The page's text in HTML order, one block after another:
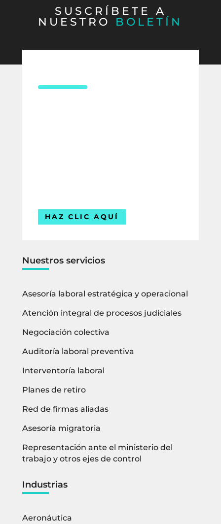
SUSCRÍBETE A
NUESTRO
BOLETÍN
HAZ CLIC AQUÍ
Nuestros servicios
Asesoría laboral estratégica y operacional
Atención integral de procesos judiciales
Negociación colectiva
Auditoría laboral preventiva
Interventoría laboral
Planes de retiro
Red de firmas aliadas
Asesoría migratoria
Representación ante el ministerio del
trabajo y otros ejes de control
Industrias
Aeronáutica